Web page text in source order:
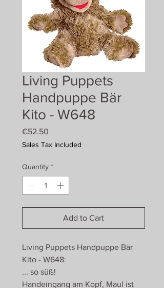
Living Puppets
Handpuppe Bär
Kito - W648
€52.50
Sales Tax Included
Quantity *
Add to Cart
Living Puppets Handpuppe Bär
Kito - W648:
... so süß!
Handeingang am Kopf, Maul ist